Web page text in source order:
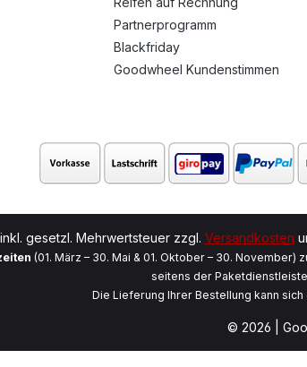
Partnerprogramm
Blackfriday
Goodwheel Kundenstimmen
gesetzl. Mehrwertsteuer zzgl. Versandkosten
(01. März – 30. Mai & 01. Oktober – 30.
seitens der
Die Lieferung Ihrer Bestellung kann sich
© 2026 |